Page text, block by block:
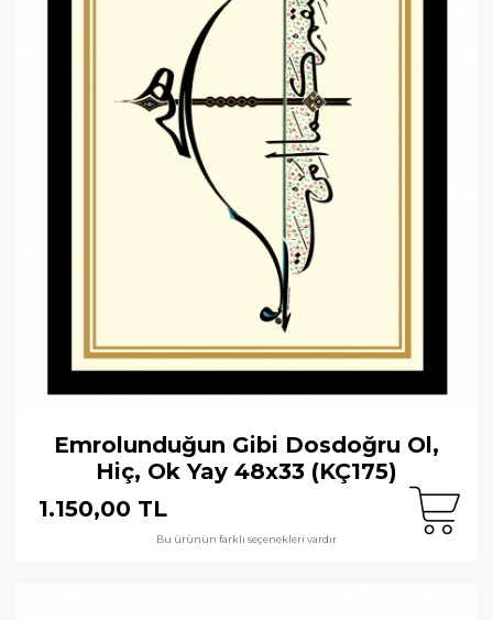
Emrolunduğun Gibi Dosdoğru Ol,
Hiç, Ok Yay 48x33 (KÇ175)
1.150,00 TL
Bu ürünün farklı seçenekleri vardır